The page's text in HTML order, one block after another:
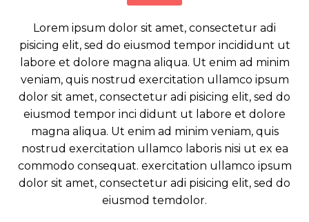
Lorem ipsum dolor sit amet, consectetur adi
pisicing elit, sed do eiusmod tempor incididunt ut
labore et dolore magna aliqua. Ut enim ad minim
veniam, quis nostrud exercitation ullamco ipsum
dolor sit amet, consectetur adi pisicing elit, sed do
eiusmod tempor inci didunt ut labore et dolore
magna aliqua. Ut enim ad minim veniam, quis
nostrud exercitation ullamco laboris nisi ut ex ea
commodo consequat. exercitation ullamco ipsum
dolor sit amet, consectetur adi pisicing elit, sed do
eiusmod temdolor.